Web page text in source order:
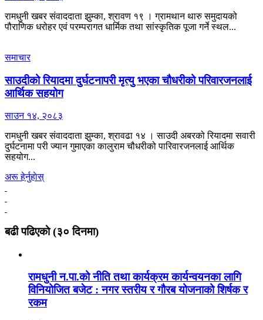
रामधुनी खबर संवाददाता झुम्का, श्रावण १९ । ग्रामथान थारु समुदायको
पौराणिक धरोहर एवं परम्परागत धार्मिक तथा सांस्कृतिक पूजा गर्ने स्थल...
समाचार
साउदीको रियादमा दुर्घटनापरी मृत्यु भएका चौधरीको परिवारजनलाई
आर्थिक सहयोग
साउन १४, २०८३
रामधुनी खबर संवाददाता झुम्का, श्रावढा १४ । साउदी अबरको रियादमा सवारी
दुर्घटनामा परी ज्यान गुमाएका कालुराम चौधरीको पारिवारजनलाई आर्थिक
सहयोग...
अरू हेर्नुहाेस्
बढी पढिएकाे (३० दिनमा)
रामधुनी न.पा.को नीति तथा कार्यक्रम कार्यन्वयनका लागि
विनियोजित बजेट : नगर स्तरीय र गौरब योजनाको शिर्षक र
रकम